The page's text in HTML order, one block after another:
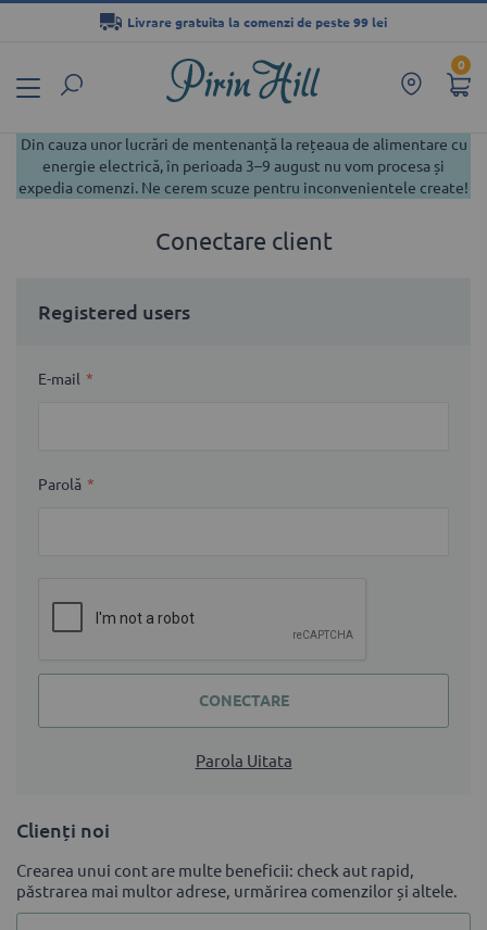
0
Livrare gratuita la comenzi de peste 99 lei
Conținut
Din cauza unor lucrări de mentenanță la rețeaua de alimentare cu
energie electrică, în perioada 3–9 august nu vom procesa și
expedia comenzi. Ne cerem scuze pentru inconvenientele create!
Conectare client
Registered users
E-mail
Parolă
CONECTARE
Parola Uitata
Clienți noi
Crearea unui cont are multe beneficii: check aut rapid,
păstrarea mai multor adrese, urmărirea comenzilor și altele.